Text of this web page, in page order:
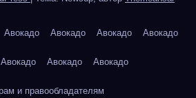
Авокадо Авокадо Авокадо Авокадо
Авокадо Авокадо Авокадо
и правообладателям